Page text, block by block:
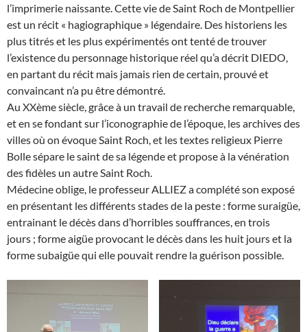
l’imprimerie naissante. Cette vie de Saint Roch de Montpellier
est un récit « hagiographique » légendaire. Des historiens les
plus titrés et les plus expérimentés ont tenté de trouver
l’existence du personnage historique réel qu’a décrit DIEDO,
en partant du récit mais jamais rien de certain, prouvé et
convaincant n’a pu être démontré.
Au XXème siècle, grâce à un travail de recherche remarquable,
et en se fondant sur l’iconographie de l’époque, les archives des
villes où on évoque Saint Roch, et les textes religieux Pierre
Bolle sépare le saint de sa légende et propose à la vénération
des fidèles un autre Saint Roch.
Médecine oblige, le professeur ALLIEZ a complété son exposé
en présentant les différents stades de la peste : forme suraigüe,
entrainant le décès dans d’horribles souffrances, en trois
jours ; forme aigüe provocant le décès dans les huit jours et la
forme subaigüe qui elle pouvait rendre la guérison possible.